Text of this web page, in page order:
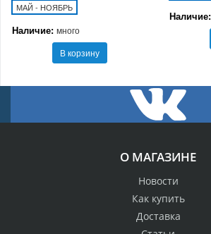
МАЙ - НОЯБРЬ
Наличие: много
В корзину
Наличие:
О МАГАЗИНЕ
Новости
Как купить
Доставка